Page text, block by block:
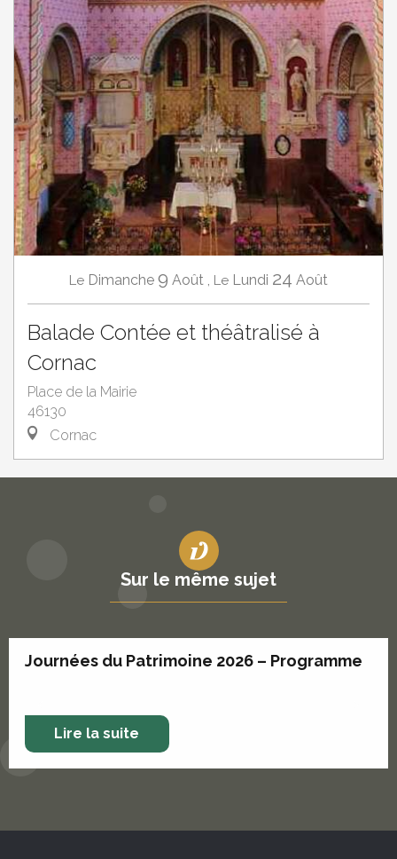
Le Dimanche 9 Août , Le Lundi 24 Août
Balade Contée et théâtralisé à
Cornac
Place de la Mairie
46130
Cornac
Sur le même sujet
Journées du Patrimoine 2026 – Programme
Lire la suite